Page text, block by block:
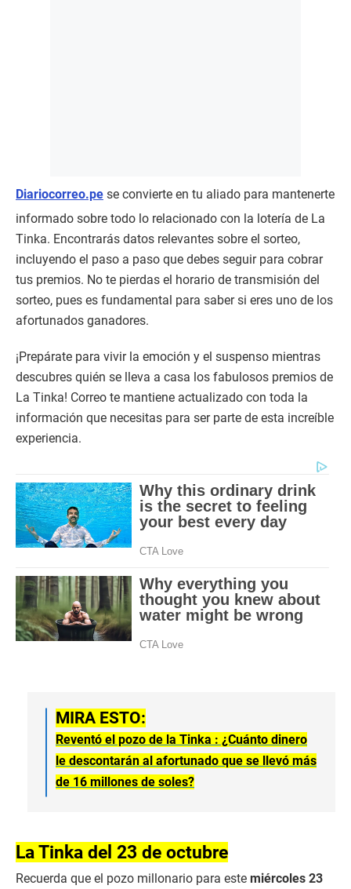
Diariocorreo.pe se convierte en tu aliado para mantenerte
informado sobre todo lo relacionado con la lotería de La
Tinka. Encontrarás datos relevantes sobre el sorteo,
incluyendo el paso a paso que debes seguir para cobrar
tus premios. No te pierdas el horario de transmisión del
sorteo, pues es fundamental para saber si eres uno de los
afortunados ganadores.
¡Prepárate para vivir la emoción y el suspenso mientras
descubres quién se lleva a casa los fabulosos premios de
La Tinka! Correo te mantiene actualizado con toda la
información que necesitas para ser parte de esta increíble
experiencia.
MIRA ESTO:
Reventó el pozo de la Tinka : ¿Cuánto dinero
le descontarán al afortunado que se llevó más
de 16 millones de soles?
La Tinka del 23 de octubre
Recuerda que el pozo millonario para este miércoles 23